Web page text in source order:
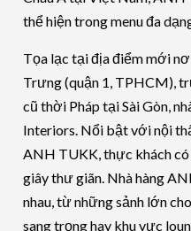
thể hiện trong menu đa
Tọa lạc tại địa điểm mới
Trưng (quận 1, TPHCM),
cũ thời Pháp tại Sài Gòn,
Interiors. Nổi bật với nội
ANH TUKK, thực khách
giây thư giãn. Nhà hàng
nhau, từ những sảnh lớn
sang trọng hay khu vực